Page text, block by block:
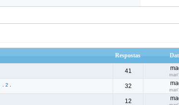
Respostas
41
mar/
2 32
mar/
12